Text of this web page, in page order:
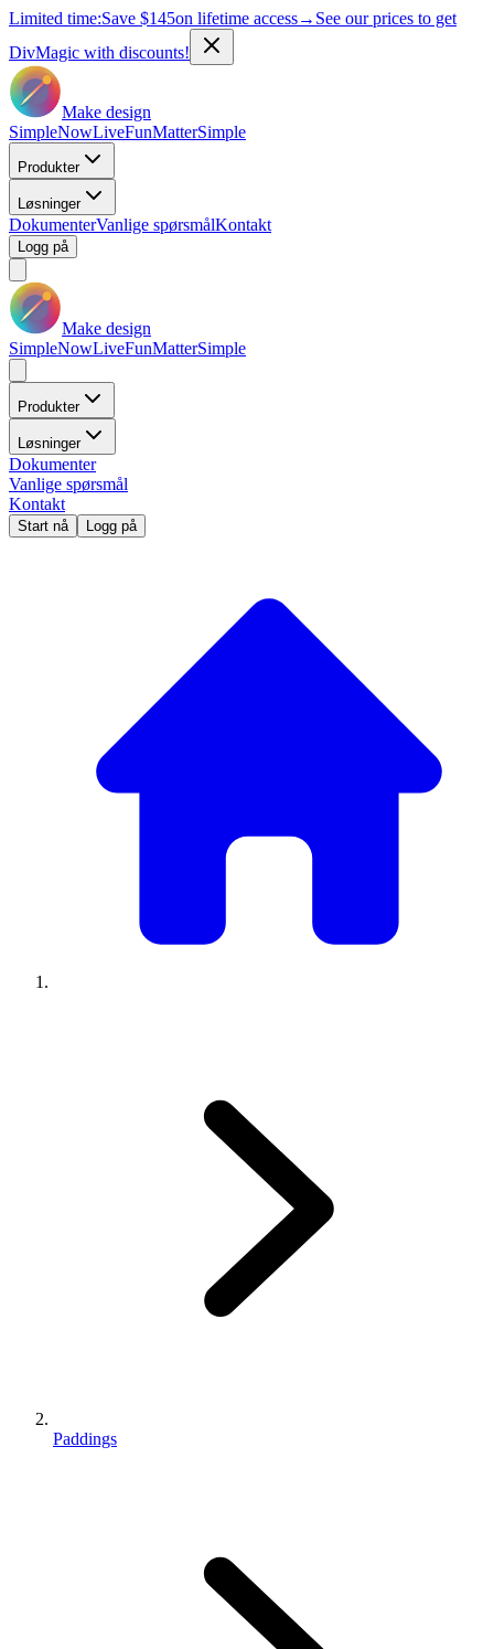
Limited time:Save $145on lifetime access→ See our prices to get
DivMagic with discounts!
Make design
SimpleNowLiveFunMatterSimple
Produkter
Løsninger
DokumenterVanlige spørsmålKontakt
Logg på
Make design
SimpleNowLiveFunMatterSimple
Produkter
Løsninger
Dokumenter
Vanlige spørsmål
Kontakt
Start nå Logg på
Paddings